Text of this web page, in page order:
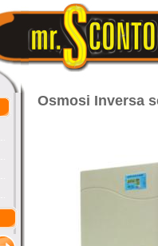
Osmosi Inversa